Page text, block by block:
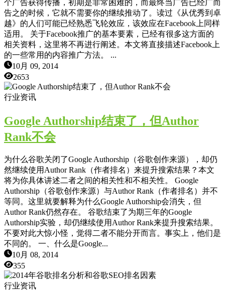
个广告获得传播，初期是非常困难的，而最终当广告已经广而
告之的时候，它就不需要你的继续推动了。读过《从优秀到卓
越》的人们可能已经熟悉飞轮效应，该效应在Facebook上同样
适用。 关于Facebook推广的基本要素，已经有很多这方面的
相关资料，这里将不再进行阐述。本文将直接描述Facebook上
的一些常用的内容推广方法。 ...
10月 09, 2014
2653
行业资讯
Google Authorship结束了，但Author
Rank不会
为什么谷歌关闭了Google Authorship（谷歌创作来源），却仍
然继续使用Author Rank（作者排名）来提升搜索结果？本文
将为你具体讲述二者之间的相关性和不相关性。 Google
Authorship（谷歌创作来源）与Author Rank（作者排名）并不
等同。这里就要解释为什么Google Authorship会消失，但
Author Rank仍然存在。 谷歌结束了为期三年的Google
Authorship实验，却仍继续使用Author Rank来提升搜索结果。
不要对此大惊小怪，觉得二者不能分开而言。事实上，他们是
不同的。 一、什么是Google...
10月 08, 2014
355
行业资讯